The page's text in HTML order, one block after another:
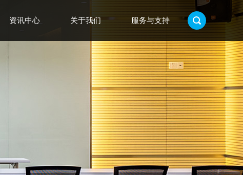
资讯中心 关于我们 服务与支持